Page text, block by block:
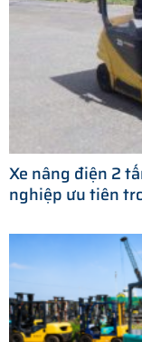
Xe nâng điện 2
nghiệp ưu tiên